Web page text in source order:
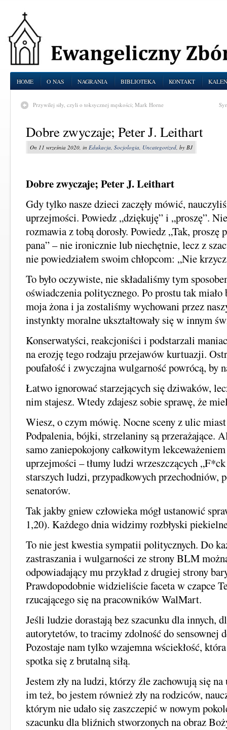
HOME O NAS NAGRANIA BIBLIOTEKA KONTAKT
Przywilej siły, czyli o toksycznej męskości; Mark Horne
Dobre zwyczaje; Peter J. Leithart
On 11 września 2020, in Edukacja, Socjologia, Uncategorized, by BJ
Dobre zwyczaje; Peter J. Leithart
Gdy tylko nasze dzieci zaczęły mówić,
uprzejmości. Powiedz „dziękuję” i „proszę”.
rozmawia z tobą dorosły. Powiedz „Tak, proszę
pana” – nie ironicznie lub niechętnie, lecz z
nie powiedziałem swoim chłopcom: „Nie
To było oczywiste, nie składaliśmy tym
oświadczenia politycznego. Po prostu tak
moja żona i ja zostaliśmy wychowani przez
instynkty moralne ukształtowały się w innym
Konserwatyści, reakcjoniści i podstarzali
na erozję tego rodzaju przejawów kurtuazji.
poufałość i zwyczajna wulgarność powrócą, by
Łatwo ignorować starzejących się dziwaków,
nim stajesz. Wtedy zdajesz sobie sprawę, że
Wiesz, o czym mówię. Nocne sceny z ulic
Podpalenia, bójki, strzelaniny są przerażające.
samo zaniepokojony całkowitym
uprzejmości – tłumy ludzi wrzeszczących
starszych ludzi, przypadkowych przechodniów,
senatorów.
Tak jakby gniew człowieka mógł ustanowić
1,20). Każdego dnia widzimy rozbłyski
To nie jest kwestia sympatii politycznych. Do
zastraszania i wulgarności ze strony BLM
odpowiadający mu przykład z drugiej strony
Prawdopodobnie widzieliście faceta w czapce
rzucającego się na pracowników WalMart.
Jeśli ludzie dorastają bez szacunku dla innych,
autorytetów, to tracimy zdolność do sensownej
Pozostaje nam tylko wzajemna wściekłość,
spotka się z brutalną siłą.
Jestem zły na ludzi, którzy źle zachowują się
im też, bo jestem również zły na rodziców,
którym nie udało się zaszczepić w nowym
szacunku dla bliźnich stworzonych na obraz